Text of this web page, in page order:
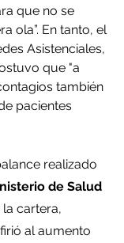
que no se
ola”. En tanto, el
Asistenciales,
que "a
también
pacientes
realizado
de Salud
la cartera,
al aumento